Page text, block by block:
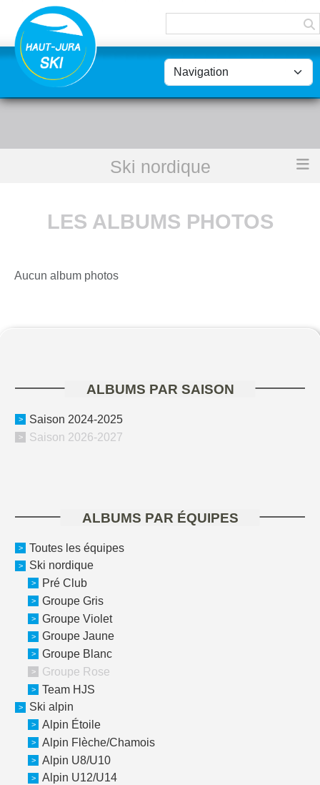
Ski nordique
Les albums photos
LES ALBUMS PHOTOS
Aucun album photos
ALBUMS PAR SAISON
Saison 2024-2025
Saison 2026-2027
ALBUMS PAR ÉQUIPES
Toutes les équipes
Ski nordique
Pré Club
Groupe Gris
Groupe Violet
Groupe Jaune
Groupe Blanc
Groupe Rose
Team HJS
Ski alpin
Alpin Étoile
Alpin Flèche/Chamois
Alpin U8/U10
Alpin U12/U14
Panneau de gestion des cookies